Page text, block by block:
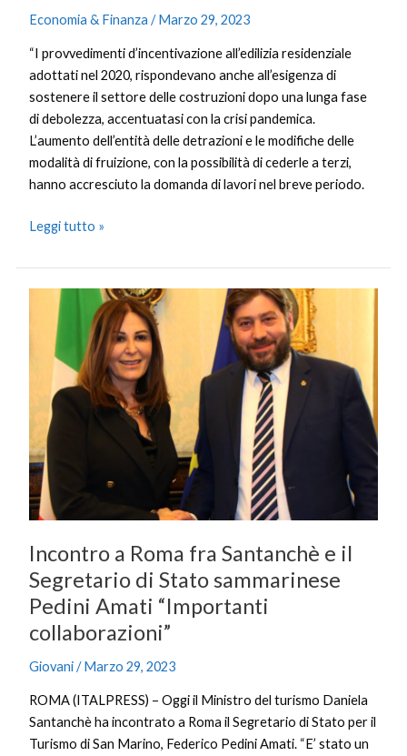
Economia & Finanza /Marzo 29, 2023
“I provvedimenti d’incentivazione all’edilizia residenziale
adottati nel 2020, rispondevano anche all’esigenza di
sostenere il settore delle costruzioni dopo una lunga fase
di debolezza, accentuatasi con la crisi pandemica.
L’aumento dell’entità delle detrazioni e le modifiche delle
modalità di fruizione, con la possibilità di cederle a terzi,
hanno accresciuto la domanda di lavori nel breve periodo.
Leggi tutto »
Incontro a Roma fra Santanchè e il
Segretario di Stato sammarinese
Pedini Amati “Importanti
collaborazioni”
Giovani/Marzo 29, 2023
ROMA (ITALPRESS) – Oggi il Ministro del turismo Daniela
Santanchè ha incontrato a Roma il Segretario di Stato per il
Turismo di San Marino, Federico Pedini Amati. “E’ stato un
Incontro
Roma
Santanchè
Segretario
di
Stato
sammarinese
Amati
“Importanti
collaborazioni”